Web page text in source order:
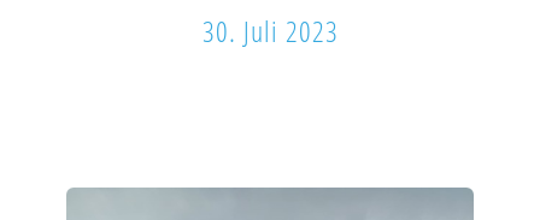
30. Juli 2023